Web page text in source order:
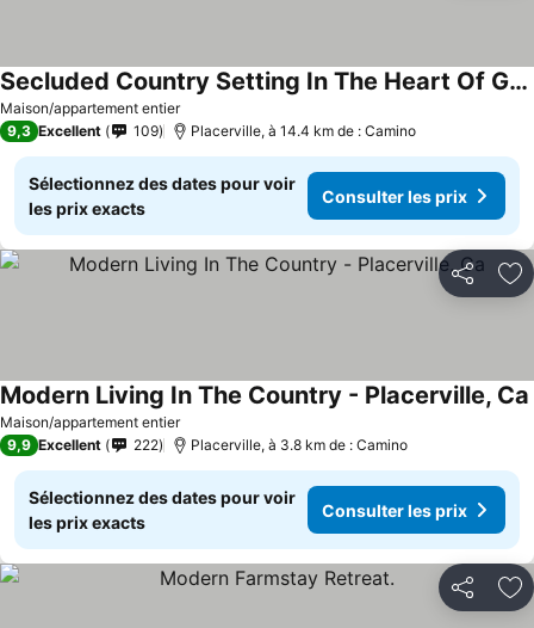
Maison/appartement entier
Secluded Country Setting In The Heart Of Gold Country - Yet Close To It All
Consulter les prix
9,3 Excellent 109 Placerville, à 14.4 km de : Camino
Sélectionnez des dates pour voir
les prix exacts
Consulter les prix
Partager
Maison/appartement entier
Modern Living In The Country - Placerville, Ca
9,9 Excellent 222 Placerville, à 3.8 km de : Camino
Sélectionnez des dates pour voir
les prix exacts
Consulter les prix
Partager